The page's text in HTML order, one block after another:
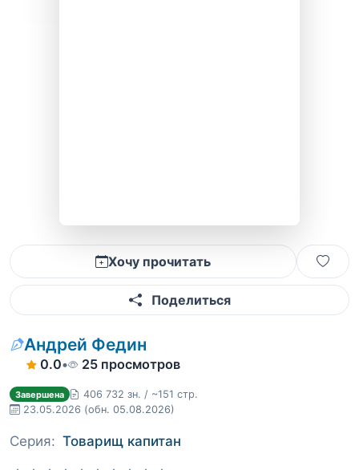
Хочу прочитать
Поделиться
Андрей Федин
0.0• 25 просмотров
Завершена
406 732 зн. / ~151 стр.
23.05.2026 (обн. 05.08.2026)
Серия: Товарищ капитан